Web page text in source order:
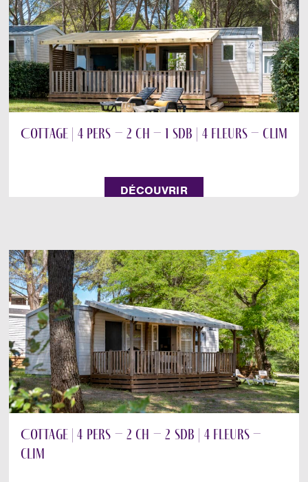
Cottage | 4 pers – 2 ch – 1 sdb | 4 fleurs – clim
DÉCOUVRIR
Cottage | 4 pers – 2 ch – 2 sdb | 4 fleurs –
clim